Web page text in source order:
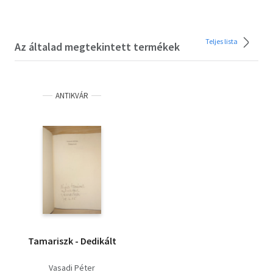
Az általad megtekintett termékek Teljes lista
ANTIKVÁR
Tamariszk - Dedikált
Vasadi Péter